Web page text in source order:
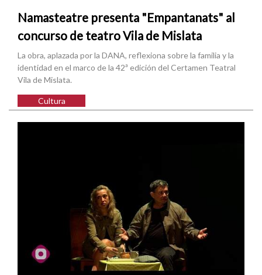
Namasteatre presenta "Empantanats" al
concurso de teatro Vila de Mislata
La obra, aplazada por la DANA, reflexiona sobre la familia y la
identidad en el marco de la 42ª edición del Certamen Teatral
Vila de Mislata.
Cultura